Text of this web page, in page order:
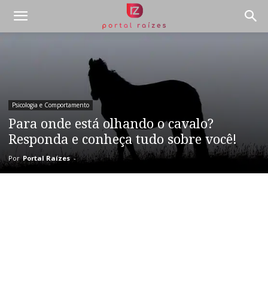
Psicologia e Comportamento
Para onde está olhando o cavalo?
Responda e conheça tudo sobre você!
Por Portal Raízes -